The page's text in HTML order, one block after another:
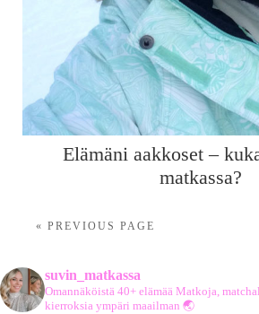
Elämäni aakkoset –
matkassa?
« PREVIOUS PAGE
suvin_matkassa
Omannäköistä 40+ elämää Matkoja,
kierroksia ympäri maailman 🌏